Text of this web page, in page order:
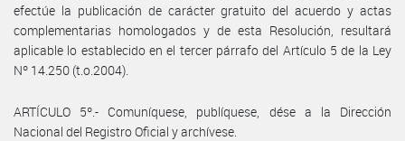
efectúe la publicación de carácter gratuito del acuerdo y actas
complementarias homologados y de esta Resolución, resultará
aplicable lo establecido en el tercer párrafo del Artículo 5 de la Ley
Nº 14.250 (t.o.2004).
ARTÍCULO 5º.- Comuníquese, publíquese, dése a la Dirección
Nacional del Registro Oficial y archívese.